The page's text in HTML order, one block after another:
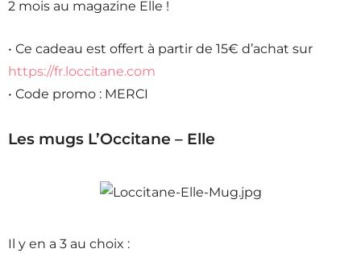
2 mois au magazine Elle !
• Ce cadeau est offert à partir de 15€ d’achat sur
https://fr.loccitane.com
• Code promo : MERCI
Les mugs L’Occitane – Elle
Il y en a 3 au choix :